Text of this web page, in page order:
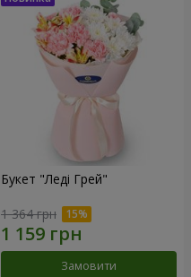
Букет "Леді Грей"
1 364 грн
Замовити